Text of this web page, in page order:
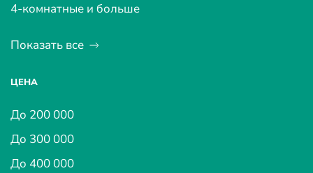
4-комнатные и больше
Показать все
ЦЕНА
До 200 000
До 300 000
До 400 000